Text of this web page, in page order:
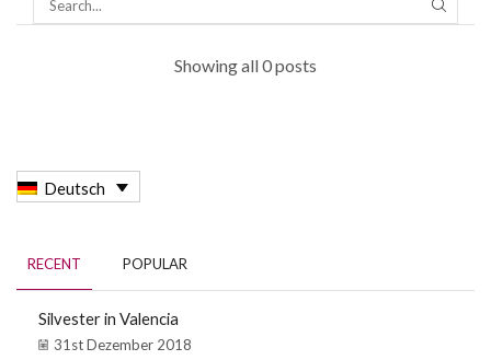
Showing all 0 posts
Deutsch
RECENT POPULAR
Silvester in Valencia
31st Dezember 2018